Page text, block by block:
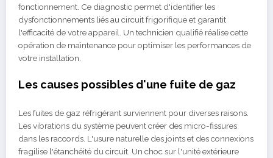
fonctionnement. Ce diagnostic permet d'identifier les
dysfonctionnements liés au circuit frigorifique et garantit
l'efficacité de votre appareil. Un technicien qualifié réalise cette
opération de maintenance pour optimiser les performances de
votre installation.
Les causes possibles d'une fuite de gaz
Les fuites de gaz réfrigérant surviennent pour diverses raisons.
Les vibrations du système peuvent créer des micro-fissures
dans les raccords. L'usure naturelle des joints et des connexions
fragilise l'étanchéité du circuit. Un choc sur l'unité extérieure